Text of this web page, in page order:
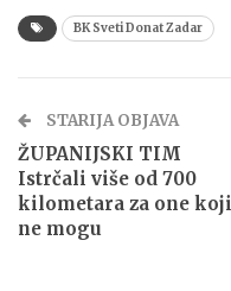
BK Sveti Donat Zadar
STARIJA OBJAVA
ŽUPANIJSKI TIM
Istrčali više od 700
kilometara za one koji
ne mogu